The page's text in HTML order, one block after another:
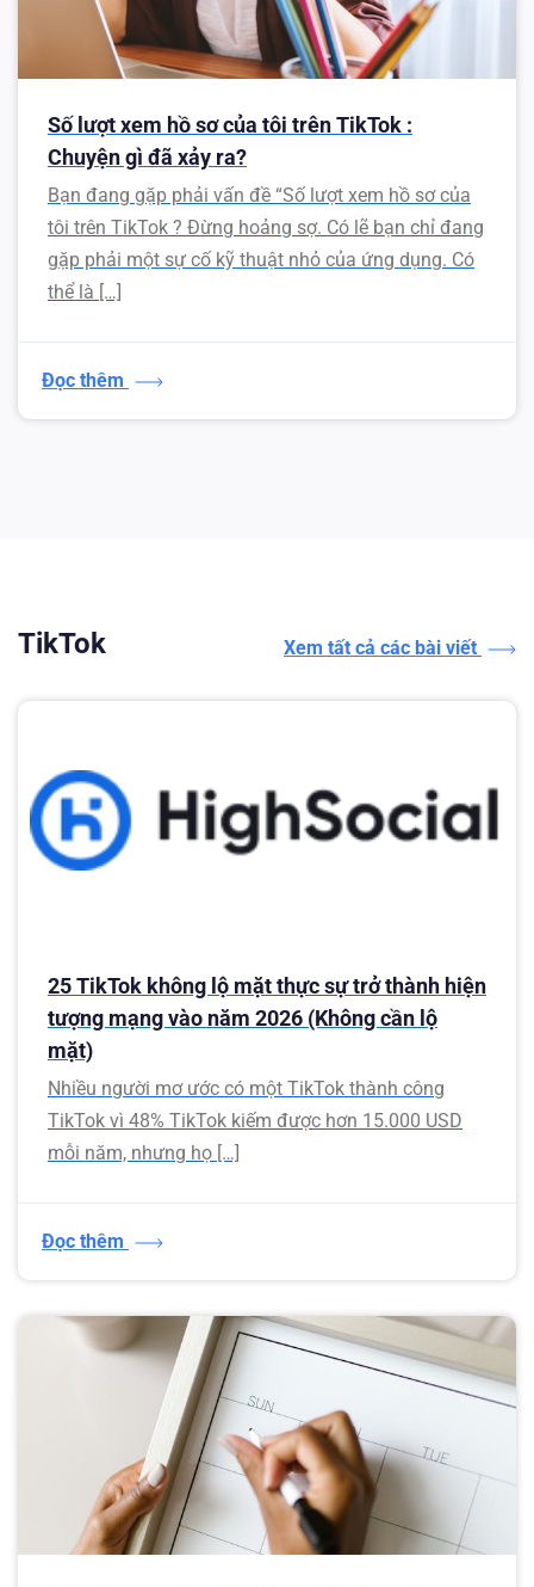
Số lượt xem hồ sơ của tôi trên TikTok :
Chuyện gì đã xảy ra?
Bạn đang gặp phải vấn đề “Số lượt xem hồ sơ của
tôi trên TikTok ? Đừng hoảng sợ. Có lẽ bạn chỉ đang
gặp phải một sự cố kỹ thuật nhỏ của ứng dụng. Có
thể là […]
Đọc thêm
TikTok Xem tất cả các bài viết
25 TikTok không lộ mặt thực sự trở thành hiện
tượng mạng vào năm 2026 (Không cần lộ
mặt)
Nhiều người mơ ước có một TikTok thành công
TikTok vì 48% TikTok kiếm được hơn 15.000 USD
mỗi năm, nhưng họ […]
Đọc thêm